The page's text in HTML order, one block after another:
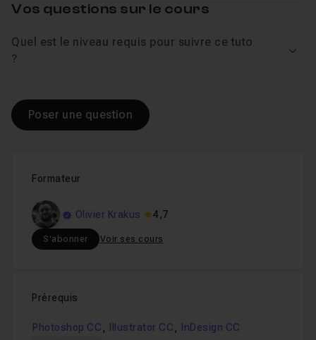
Formateur
Olivier Krakus 4,7
S'abonner Voir ses cours
Prérequis
Photoshop CC , Illustrator CC , InDesign CC
Vos questions sur le cours
Quel est le niveau requis pour suivre ce tuto
?
Poser une question